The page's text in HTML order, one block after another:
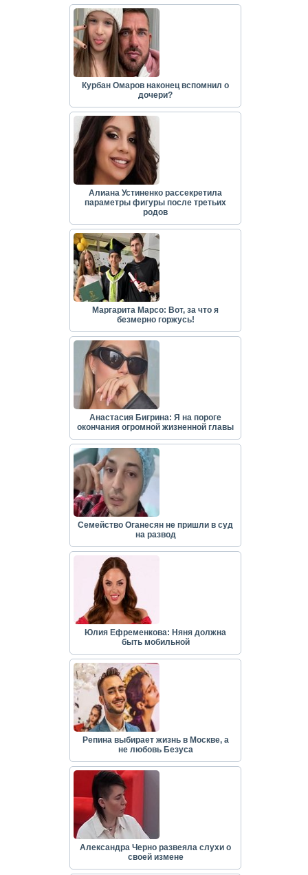
Курбан Омаров наконец вспомнил о
дочери?
Алиана Устиненко рассекретила
параметры фигуры после третьих
родов
Маргарита Марсо: Вот, за что я
безмерно горжусь!
Анастасия Бигрина: Я на пороге
окончания огромной жизненной главы
Семейство Оганесян не пришли в суд
на развод
Юлия Ефременкова: Няня должна
быть мобильной
Репина выбирает жизнь в Москве, а
не любовь Безуса
Александра Черно развеяла слухи о
своей измене